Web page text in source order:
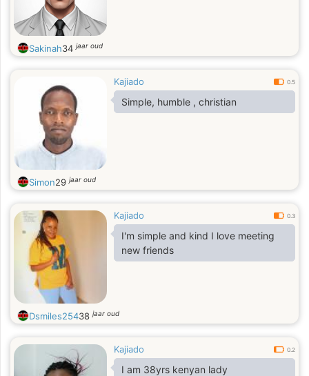
Sakinah34jaar oud
Kajiado 0.5
Simple, humble , christian
Simon29jaar oud
Kajiado 0.3
I'm simple and kind I love meeting
new friends
Dsmiles25438jaar oud
Kajiado 0.2
I am 38yrs kenyan lady